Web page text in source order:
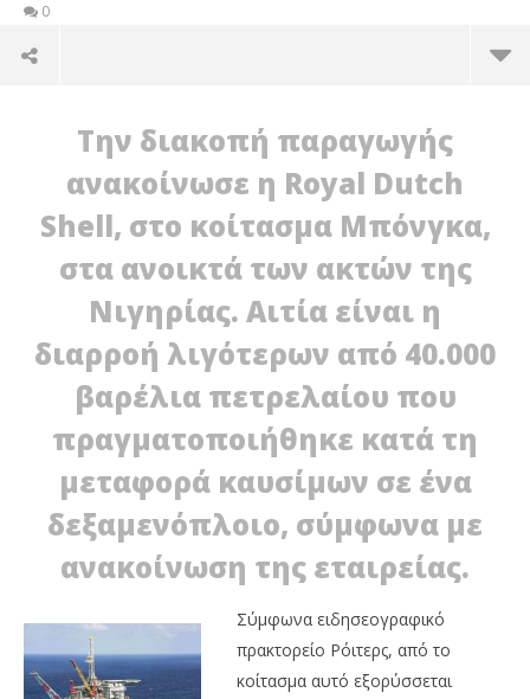
0
NOW VIEWING
Shell: Διαρροή πετρελαίου ανοικτά των ακτών
της Νιγηρίας
Την διακοπή παραγωγής
ανακοίνωσε η Royal Dutch
Shell, στο κοίτασμα Μπόνγκα,
στα ανοικτά των ακτών της
Νιγηρίας. Αιτία είναι η
διαρροή λιγότερων από 40.000
βαρέλια πετρελαίου που
πραγματοποιήθηκε κατά τη
μεταφορά καυσίμων σε ένα
δεξαμενόπλοιο, σύμφωνα με
ανακοίνωση της εταιρείας.
Σύμφωνα ειδησεογραφικό
πρακτορείο Ρόιτερς, από το
κοίτασμα αυτό εξορύσσεται